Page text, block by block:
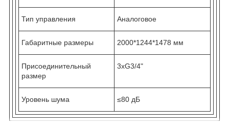
Тип управления Аналоговое
Габаритные размеры 2000*1244*1478 мм
Присоединительный
размер
3хG3/4"
Уровень шума ≤80 дБ